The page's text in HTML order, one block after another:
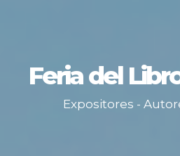
Feria del
Expositores -